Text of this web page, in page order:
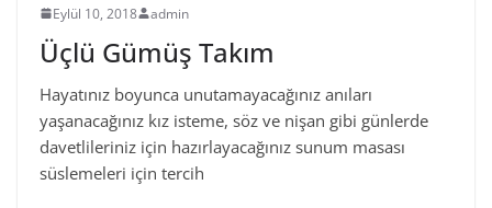
Eylül 10, 2018 admin
Üçlü Gümüş Takım
Hayatınız boyunca unutamayacağınız anıları
yaşanacağınız kız isteme, söz ve nişan gibi günlerde
davetlileriniz için hazırlayacağınız sunum masası
süslemeleri için tercih